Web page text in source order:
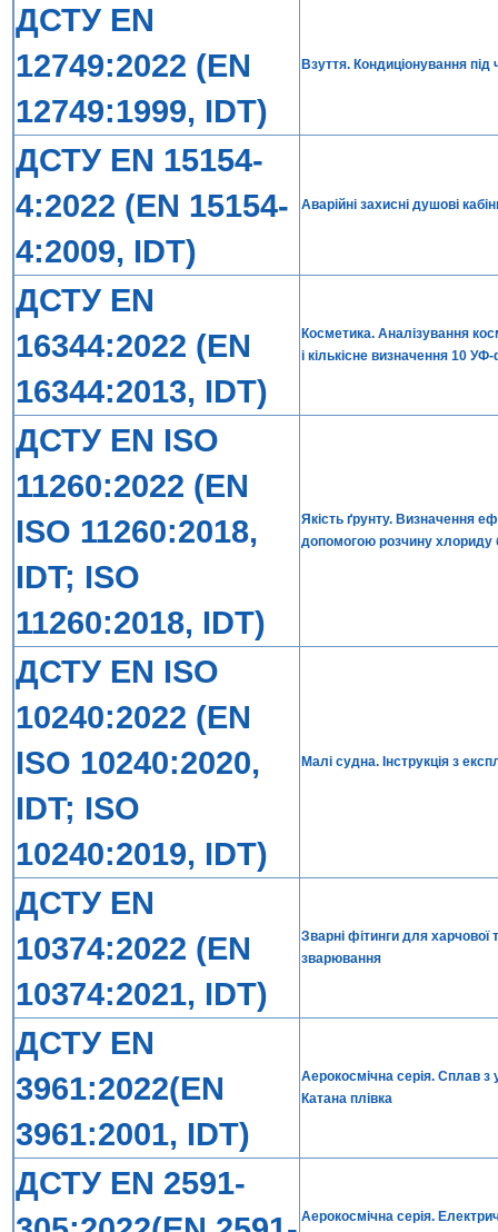
ДСТУ EN
12749:2022 (EN
12749:1999, IDT)
Взуття. Кондиціонування під
ДСТУ EN 15154-
4:2022 (EN 15154-
4:2009, IDT)
Аварійні захисні душові
ДСТУ EN
16344:2022 (EN
16344:2013, IDT)
Косметика. Аналізування
і кількісне визначення 10
ДСТУ EN ISO
11260:2022 (EN
ISO 11260:2018,
IDT; ISO
11260:2018, IDT)
Якість ґрунту. Визначення
допомогою розчину хлориду
ДСТУ EN ISO
10240:2022 (EN
ISO 10240:2020,
IDT; ISO
10240:2019, IDT)
Малі судна. Інструкція з
ДСТУ EN
10374:2022 (EN
10374:2021, IDT)
Зварні фітинги для харчової
зварювання
ДСТУ EN
3961:2022(EN
3961:2001, IDT)
Аерокосмічна серія. Сплав
Катана плівка
ДСТУ EN 2591-
Аерокосмічна серія.